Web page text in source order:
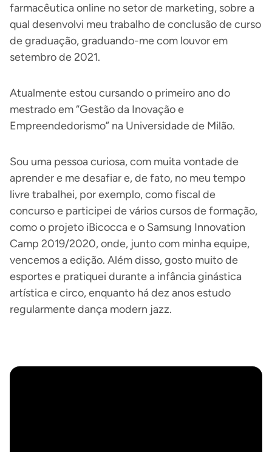
farmacêutica online no setor de marketing, sobre a
qual desenvolvi meu trabalho de conclusão de curso
de graduação, graduando-me com louvor em
setembro de 2021.
Atualmente estou cursando o primeiro ano do
mestrado em “Gestão da Inovação e
Empreendedorismo” na Universidade de Milão.
Sou uma pessoa curiosa, com muita vontade de
aprender e me desafiar e, de fato, no meu tempo
livre trabalhei, por exemplo, como fiscal de
concurso e participei de vários cursos de formação,
como o projeto iBicocca e o Samsung Innovation
Camp 2019/2020, onde, junto com minha equipe,
vencemos a edição. Além disso, gosto muito de
esportes e pratiquei durante a infância ginástica
artística e circo, enquanto há dez anos estudo
regularmente dança modern jazz.